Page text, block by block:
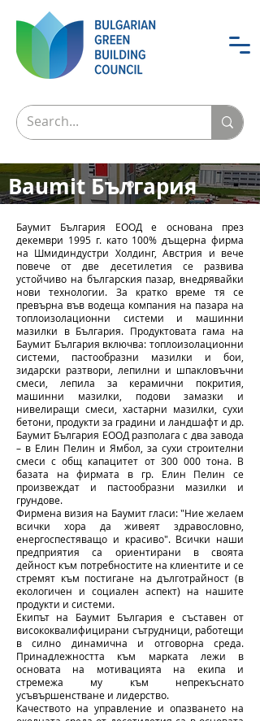
Baumit България
Искаме всички хора да живеят
здравословно,
енергоспестяващо и красиво
Баумит България ЕООД е основана през
декември 1995 г. като 100% дъщерна фирма
на Шмидиндустри Холдинг, Австрия и вече
повече от две десетилетия се развива
устойчиво на българския пазар, внедрявайки
нови технологии. За кратко време тя се
превърна във водеща компания на пазара на
топлоизолационни системи и машинни
мазилки в България. Продуктовата гама на
Баумит България включва: топлоизолационни
системи, пастообразни мазилки и бои,
зидарски разтвори, лепилни и шпакловъчни
смеси, лепила за керамични покрития,
машинни мазилки, подови замазки и
нивелиращи смеси, хастарни мазилки, сухи
бетони, продукти за градини и ландшафт и др.
Баумит България ЕООД разполага с два завода
– в Елин Пелин и Ямбол, за сухи строителни
смеси с общ капацитет от 300 000 тона. В
базата на фирмата в гр. Елин Пелин се
произвеждат и пастообразни мазилки и
грундове.
Фирмена визия на Баумит гласи: "Ние желаем
всички хора да живеят здравословно,
енергоспестяващо и красиво". Всички наши
предприятия са ориентирани в своята
дейност към потребностите на клиентите и се
стремят към постигане на дълготрайност (в
екологичен и социален аспект) на нашите
продукти и системи.
Екипът на Баумит България е съставен от
висококвалифицирани сътрудници, работещи
в силно динамична и отговорна среда.
Принадлежността към марката лежи в
основата на мотивацията на екипа и
стремежа му към непрекъснато
усъвършенстване и лидерство.
Качеството на управление и опазването на